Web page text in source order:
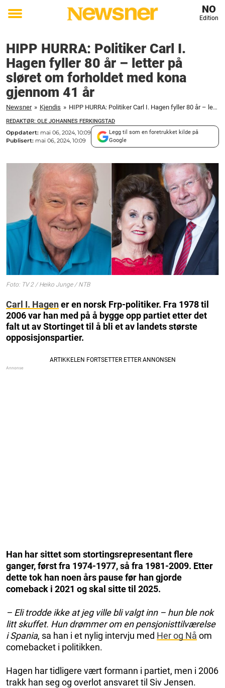
Toggle
NO
Edition
HIPP HURRA: Politiker Carl I.
Hagen fyller 80 år – letter på
sløret om forholdet med kona
gjennom 41 år
Newsner » Kjendis » HIPP HURRA: Politiker Carl I. Hagen fyller 80 år – letter på sløret om forholdet med kona gjennom 41 år
REDAKTØR: OLE JOHANNES FERKINGSTAD
Oppdatert: mai 06, 2024, 10:09
Publisert: mai 06, 2024, 10:09
Legg til som en foretrukket kilde på
Google
Foto: TV 2 / Heiko Junge / NTB
Carl I. Hagener en norsk Frp-politiker. Fra 1978 til
2006 var han med på å bygge opp partiet etter det
falt ut av Stortinget til å bli et av landets største
opposisjonspartier.
Han har sittet som stortingsrepresentant flere
ganger, først fra 1974-1977, så fra 1981-2009. Etter
dette tok han noen års pause før han gjorde
comeback i 2021 og skal sitte til 2025.
– Eli trodde ikke at jeg ville bli valgt inn – hun ble nok
litt skuffet. Hun drømmer om en pensjonisttilværelse
i Spania, sa han i et nylig intervju med Her og Nå om
comebacket i politikken.
Hagen har tidligere vært formann i partiet, men i 2006
trakk han seg og overlot ansvaret til Siv Jensen.